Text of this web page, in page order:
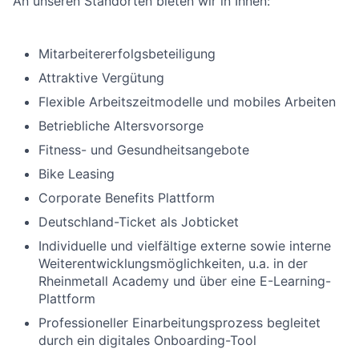
Mitarbeitererfolgsbeteiligung
Attraktive Vergütung
Flexible Arbeitszeitmodelle und mobiles Arbeiten
Betriebliche Altersvorsorge
Fitness- und Gesundheitsangebote
Bike Leasing
Corporate Benefits Plattform
Deutschland-Ticket als Jobticket
Individuelle und vielfältige externe sowie interne
Weiterentwicklungsmöglichkeiten, u.a. in der
Rheinmetall Academy und über eine E-Learning-
Plattform
Professioneller Einarbeitungsprozess begleitet
durch ein digitales Onboarding-Tool